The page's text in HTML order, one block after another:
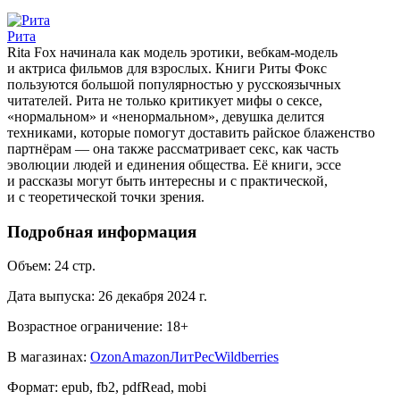
Рита
Rita Fox начинала как модель эротики, вебкам-модель
и актриса фильмов для взрослых. Книги Риты Фокс
пользуются большой популярностью у русскоязычных
читателей. Рита не только критикует мифы о сексе,
«нормальном» и «ненормальном», девушка делится
техниками, которые помогут доставить райское блаженство
партнёрам — она также рассматривает секс, как часть
эволюции людей и единения общества. Её книги, эссе
и рассказы могут быть интересны и с практической,
и с теоретической точки зрения.
Подробная информация
Объем: 24 стр.
Дата выпуска: 26 декабря 2024 г.
Возрастное ограничение: 18+
В магазинах: OzonAmazonЛитРесWildberries
Формат: epub, fb2, pdfRead, mobi